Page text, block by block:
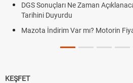
Sonuçları Ne Zaman Açıklanacak
Duyurdu
İndirim Var mı? Motorin